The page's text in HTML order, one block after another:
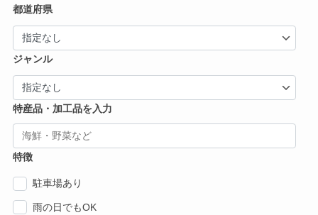
都道府県
ジャンル
特産品・加工品を入力
特徴
駐車場あり
雨の日でもOK